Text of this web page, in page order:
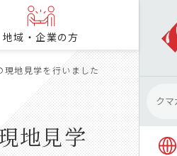
地域・企業の方
現地見学を行いました
地見学